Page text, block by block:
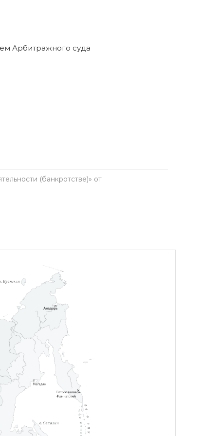
в течение пяти лет. Предварительно